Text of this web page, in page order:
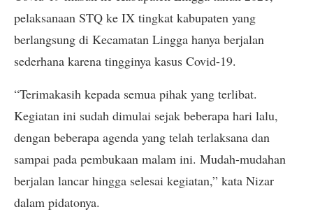
pelaksanaan STQ ke IX tingkat kabupaten yang
berlangsung di Kecamatan Lingga hanya berjalan
sederhana karena tingginya kasus Covid-19.
“Terimakasih kepada semua pihak yang terlibat.
Kegiatan ini sudah dimulai sejak beberapa hari lalu,
dengan beberapa agenda yang telah terlaksana dan
sampai pada pembukaan malam ini. Mudah-mudahan
berjalan lancar hingga selesai kegiatan,” kata Nizar
dalam pidatonya.